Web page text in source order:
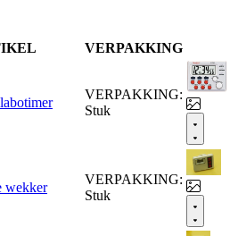
VERPAKKING
VERPAKKING:
Stuk
wekker
VERPAKKING:
Stuk